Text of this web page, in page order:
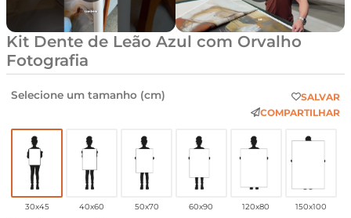
Kit Dente de Leão Azul com Orvalho
Fotografia
Selecione um tamanho (cm)
SALVAR
COMPARTILHAR
30x45 40x60 50x70 60x90 120x80 150x100